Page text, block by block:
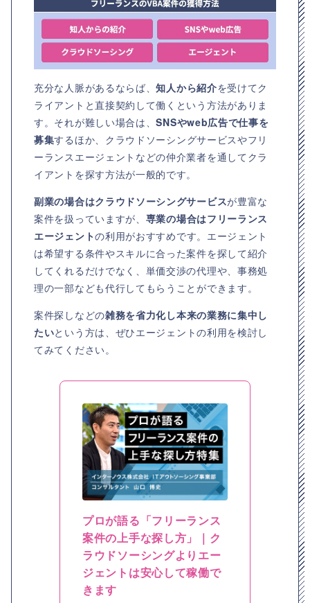
充分な人脈があるならば、知人から紹介を受けてク
ライアントと直接契約して働くという方法がありま
す。それが難しい場合は、SNSやweb広告で仕事を
募集するほか、クラウドソーシングサービスやフリ
ーランスエージェントなどの仲介業者を通してクラ
イアントを探す方法が一般的です。
副業の場合はクラウドソーシングサービスが豊富な
案件を扱っていますが、 専業の場合はフリーランス
エージェントの利用がおすすめです。エージェント
は希望する条件やスキルに合った案件を探して紹介
してくれるだけでなく、単価交渉の代理や、事務処
理の一部なども代行してもらうことができます。
案件探しなどの雑務を省力化し本来の業務に集中し
たいという方は、ぜひエージェントの利用を検討し
てみてください。
プロが語る「フリーランス
案件の上手な探し方」｜ク
ラウドソーシングよりエー
ジェントは安心して稼働で
きます